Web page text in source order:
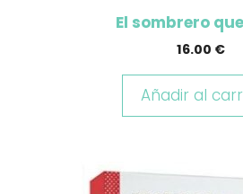
El sombrero
16.00 €
Añadir al